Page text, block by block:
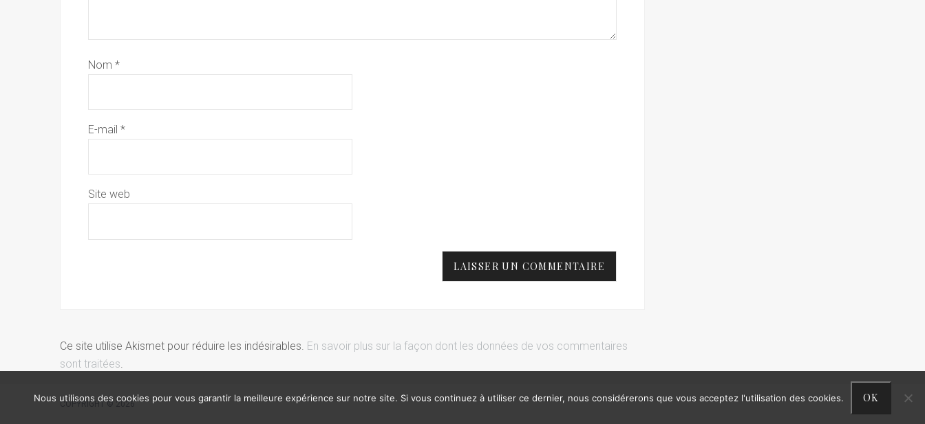
Nom *
E-mail *
Site web
Ce site utilise Akismet pour réduire les indésirables. En savoir plus sur la façon dont les données de vos commentaires
sont traitées.
COPYRIGHT © 2026
Nous utilisons des cookies pour vous garantir la meilleure expérience sur notre site. Si vous continuez à utiliser ce dernier, nous considérerons que vous acceptez l'utilisation des cookies. OK